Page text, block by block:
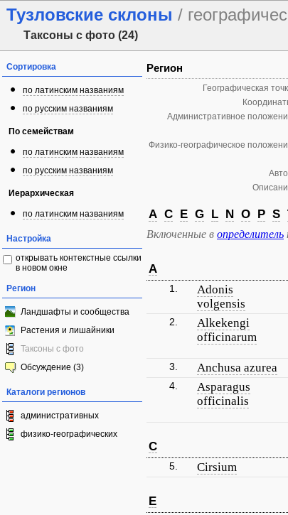
Тузловские склоны /
Таксоны с фото (24)
Сортировка
по латинским названиям
по русским названиям
По семействам
по латинским названиям
по русским названиям
Иерархическая
по латинским названиям
Настройка
открывать контекстные ссылки
в новом окне
Регион
Ландшафты и сообщества
Растения и лишайники
Таксоны с фото
Обсуждение (3)
Каталоги регионов
административных
физико-географических
Регион
Географическая
Административное
Физико-географическое
A C E G L N O P S
Включенные в определитель
A
1.
Adonis
volgensis
2.
Alkekengi
officinarum
3. Anchusa azurea
4.
Asparagus
officinalis
C
5. Cirsium
E